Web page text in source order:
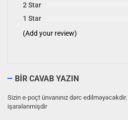
2 Star
1 Star
(Add your review)
BIR CAVAB YAZIN
Sizin e-poçt ünvanınız dərc edilməyəcəkdir.
işarələnmişdir